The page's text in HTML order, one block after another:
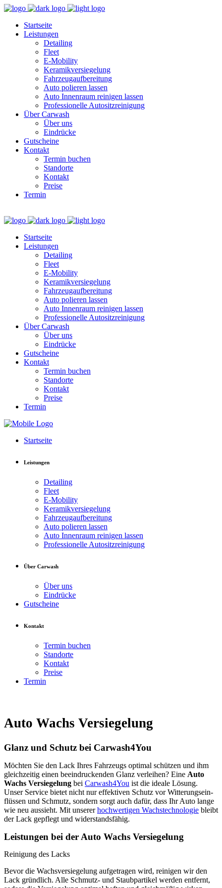
Startseite
Leistungen
Detailing
Fleet
E‑Mobility
Keramikversiegelung
Fahrzeugaufbereitung
Auto polieren lassen
Auto Innenraum reinigen lassen
Professionelle Autositzreinigung
Über Carwash
Über uns
Eindrücke
Gutscheine
Kontakt
Termin buchen
Standorte
Kontakt
Preise
Termin
Startseite
Leistungen
Detailing
Fleet
E‑Mobility
Keramikversiegelung
Fahrzeugaufbereitung
Auto polieren lassen
Auto Innenraum reinigen lassen
Professionelle Autositzreinigung
Über Carwash
Über uns
Eindrücke
Gutscheine
Kontakt
Termin buchen
Standorte
Kontakt
Preise
Termin
Startseite
Leistungen
Detailing
Fleet
E‑Mobility
Keramikversiegelung
Fahrzeugaufbereitung
Auto polieren lassen
Auto Innenraum reinigen lassen
Professionelle Autositzreinigung
Über Carwash
Über uns
Eindrücke
Gutscheine
Kontakt
Termin buchen
Standorte
Kontakt
Preise
Termin
Auto Wachs Versiegelung
Glanz und Schutz bei Carwash4You
Möch­ten Sie den Lack Ihres Fahr­zeugs opti­mal schüt­zen und ihm
gleich­zei­tig einen beein­dru­cken­den Glanz ver­lei­hen? Eine Auto
Wachs Ver­sie­ge­lung bei Carwash4You ist die idea­le Lösung.
Unser Ser­vice bie­tet nicht nur effek­ti­ven Schutz vor Wit­te­rungs­ein­
flüs­sen und Schmutz, son­dern sorgt auch dafür, dass Ihr Auto lan­ge
wie neu aus­sieht. Mit unse­rerhoch­wer­ti­gen Wachs­tech­no­lo­gie bleibt
der Lack gepflegt und widerstandsfähig.
Leistungen bei der Auto Wachs Versiegelung
Rei­ni­gung des Lacks
Bevor die Wachs­ver­sie­ge­lung auf­ge­tra­gen wird, rei­ni­gen wir den
Lack gründ­lich. Alle Schmutz- und Staub­par­ti­kel wer­den ent­fernt,